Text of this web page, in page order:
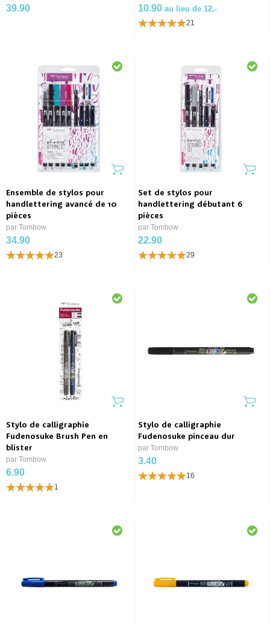
39.90 10.90 au lieu de 12,-
21
Ensemble de stylos pour
handlettering avancé de 10
pièces
par Tombow
34.90
23
Set de stylos pour
handlettering débutant 6
pièces
par Tombow
22.90
29
Stylo de calligraphie
Fudenosuke Brush Pen en
blister
par Tombow
6.90
1
Stylo de calligraphie
Fudenosuke pinceau dur
par Tombow
3.40
16